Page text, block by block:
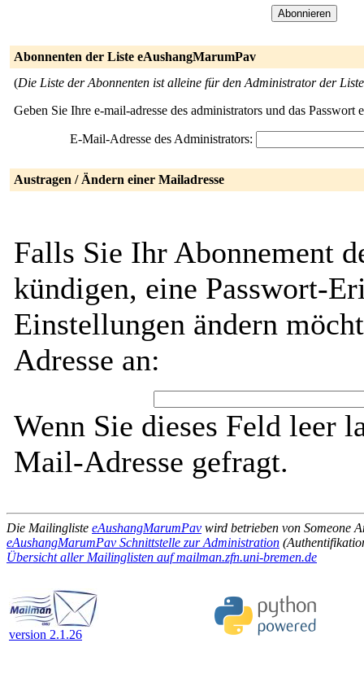
Abonnenten der Liste eAushangMarumPav
(Die Liste der Abonnenten ist alleine für den Administrator der
Geben Sie Ihre e-mail-adresse des administrators und das
E-Mail-Adresse des Administrators:
Austragen / Ändern einer Mailadresse
Falls Sie Ihr Abonnement
kündigen, eine Passwort-
Einstellungen ändern
Adresse an:
Wenn Sie dieses Feld leer
Mail-Adresse gefragt.
Die Mailingliste eAushangMarumPav wird betrieben von Someone
eAushangMarumPav Schnittstelle zur Administration
Übersicht aller Mailinglisten auf mailman.zfn.uni-bremen.de
version 2.1.26